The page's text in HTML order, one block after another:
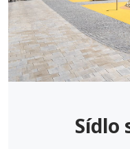
Sídlo